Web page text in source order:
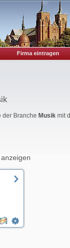
Firma eintragen
der Branche Musik mit